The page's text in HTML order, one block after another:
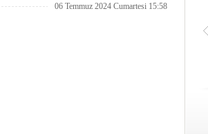
06 Temmuz 2024 Cumartesi 15:58